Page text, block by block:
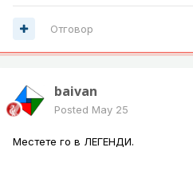
Отговор
baivan
Posted May 25
Местете го в ЛЕГЕНДИ.